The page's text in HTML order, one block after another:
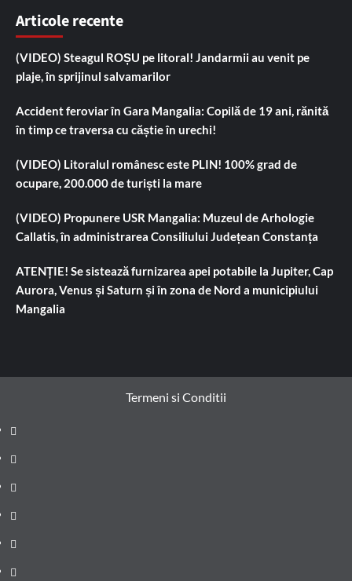
Articole recente
(VIDEO) Steagul ROȘU pe litoral! Jandarmii au venit pe
plaje, în sprijinul salvamarilor
Accident feroviar în Gara Mangalia: Copilă de 19 ani, rănită
în timp ce traversa cu căștie în urechi!
(VIDEO) Litoralul românesc este PLIN! 100% grad de
ocupare, 200.000 de turiști la mare
(VIDEO) Propunere USR Mangalia: Muzeul de Arhologie
Callatis, în administrarea Consiliului Județean Constanța
ATENȚIE! Se sistează furnizarea apei potabile la Jupiter, Cap
Aurora, Venus și Saturn și în zona de Nord a municipiului
Mangalia
Termeni si Conditii
Prima
pagină
Știri
de
ultima
Administrație
locală
Actualitate
Justiție
Cultura